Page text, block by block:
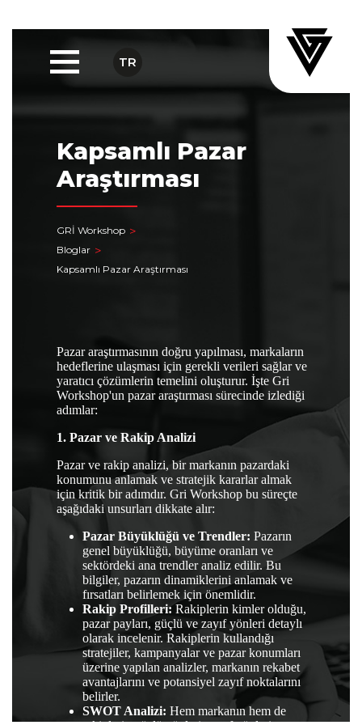
TR
Kapsamlı Pazar
Araştırması
GRİ Workshop
Bloglar
Kapsamlı Pazar Araştırması
Pazar araştırmasının doğru yapılması, markaların
hedeflerine ulaşması için gerekli verileri sağlar ve
yaratıcı çözümlerin temelini oluşturur. İşte Gri
Workshop'un pazar araştırması sürecinde izlediği
adımlar:
1. Pazar ve Rakip Analizi
Pazar ve rakip analizi, bir markanın pazardaki
konumunu anlamak ve stratejik kararlar almak
için kritik bir adımdır. Gri Workshop bu süreçte
aşağıdaki unsurları dikkate alır:
Pazar Büyüklüğü ve Trendler: Pazarın
genel büyüklüğü, büyüme oranları ve
sektördeki ana trendler analiz edilir. Bu
bilgiler, pazarın dinamiklerini anlamak ve
fırsatları belirlemek için önemlidir.
Rakip Profilleri:Rakiplerin kimler olduğu,
pazar payları, güçlü ve zayıf yönleri detaylı
olarak incelenir. Rakiplerin kullandığı
stratejiler, kampanyalar ve pazar konumları
üzerine yapılan analizler, markanın rekabet
avantajlarını ve potansiyel zayıf noktalarını
belirler.
SWOT Analizi: Hem markanın hem de